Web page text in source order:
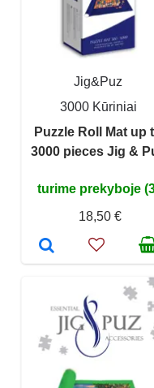
Jig&Puz
3000 Kūriniai
Puzzle Roll Mat up
3000 pieces Jig &
turime prekyboje
18,50 €